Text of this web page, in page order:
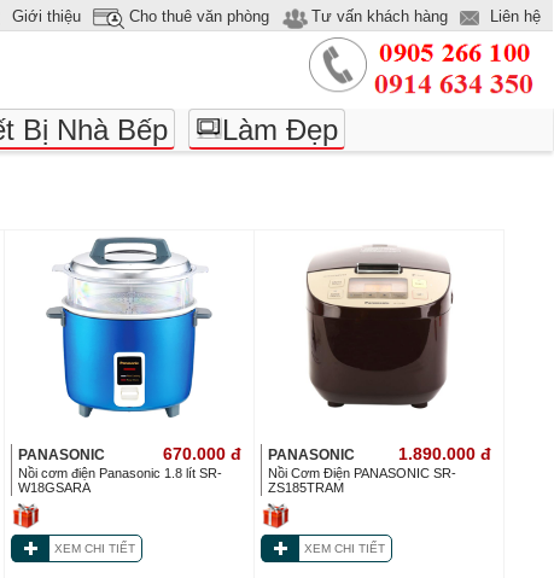
Liên hệ
Giới thiệu Cho thuê văn phòng Tư vấn khách hàng
Bị Nhà Bếp Làm Đẹp
PANASONIC 670.000 đ
Nồi cơm điện Panasonic 1.8 lít SR-
W18GSARA
XEM CHI TIẾT
PANASONIC 1.890.000 đ
Nồi Cơm Điện PANASONIC SR-
ZS185TRAM
XEM CHI TIẾT